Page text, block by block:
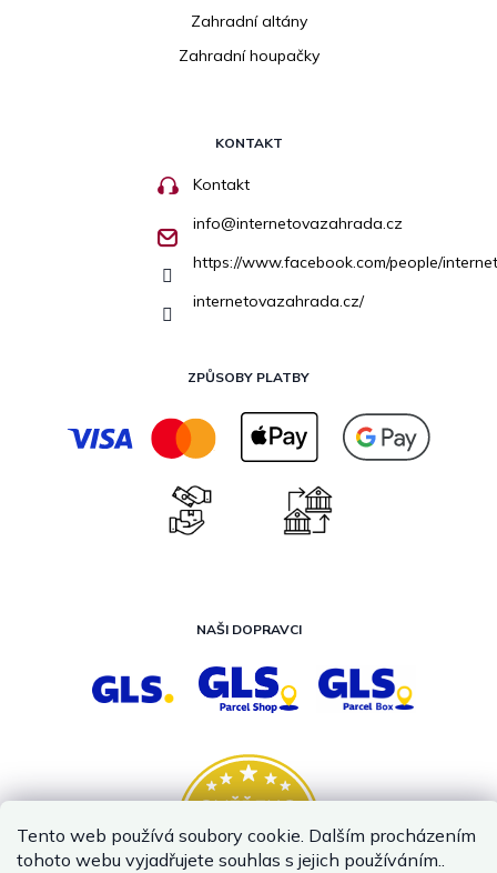
Tento web používá soubory cookie. Dalším procházením
tohoto webu vyjadřujete souhlas s jejich používáním..
Zahradní altány
Zahradní houpačky
KONTAKT
Kontakt
info@internetovazahrada.cz
https://www.facebook.com/people/
internetovazahrada.cz/
ZPŮSOBY PLATBY
NAŠI DOPRAVCI